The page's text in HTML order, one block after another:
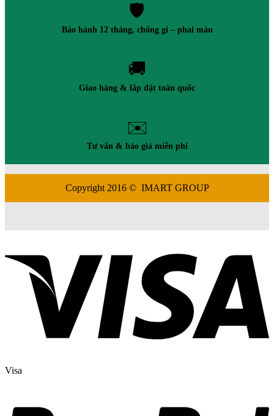
🛡️
Bảo hành 12 tháng, chống gỉ – phai màu
🚚
Giao hàng & lắp đặt toàn quốc
✉️
Tư vấn & báo giá miễn phí
Copyright 2016 © IMART GROUP
Visa